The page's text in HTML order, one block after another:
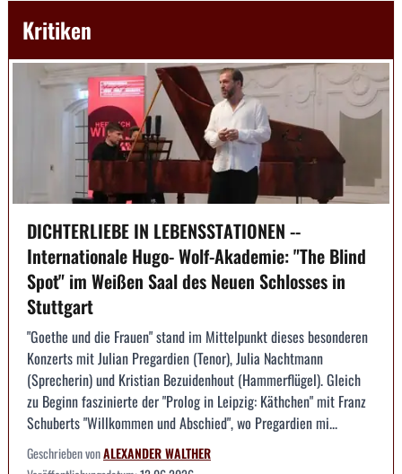
Kritiken
DICHTERLIEBE IN LEBENSSTATIONEN --
Internationale Hugo- Wolf-Akademie: "The Blind
Spot" im Weißen Saal des Neuen Schlosses in
Stuttgart
"Goethe und die Frauen" stand im Mittelpunkt dieses besonderen
Konzerts mit Julian Pregardien (Tenor), Julia Nachtmann
(Sprecherin) und Kristian Bezuidenhout (Hammerflügel). Gleich
zu Beginn faszinierte der "Prolog in Leipzig: Käthchen" mit Franz
Schuberts "Willkommen und Abschied", wo Pregardien mi...
Geschrieben vonALEXANDER WALTHER